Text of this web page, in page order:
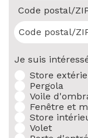
Code postal/
Je suis
Store
Pergola
Voile
Fenêtre et
Store
Volet